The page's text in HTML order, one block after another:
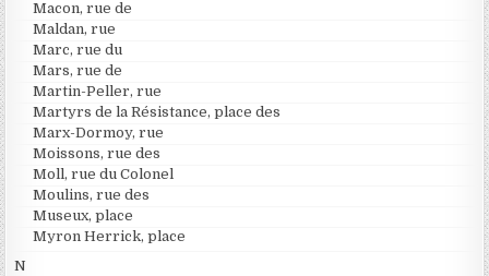
Macon, rue de
Maldan, rue
Marc, rue du
Mars, rue de
Martin-Peller, rue
Martyrs de la Résistance, place des
Marx-Dormoy, rue
Moissons, rue des
Moll, rue du Colonel
Moulins, rue des
Museux, place
Myron Herrick, place
N